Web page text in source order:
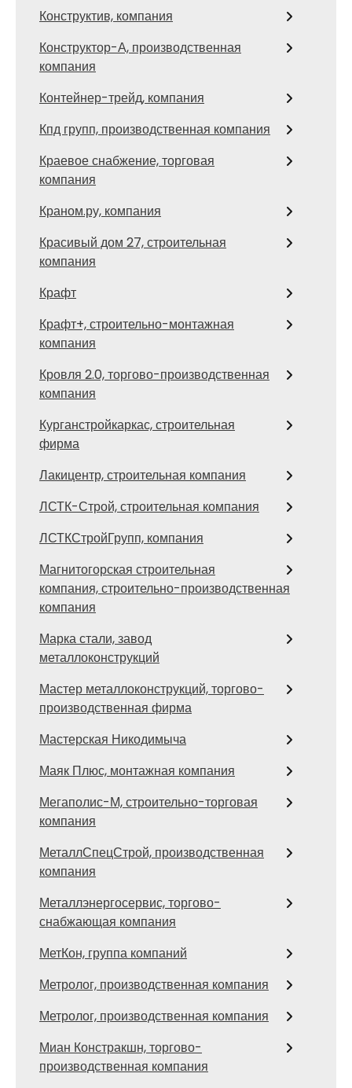
Конструктив, компания
Конструктор-А, производственная
компания
Контейнер-трейд, компания
Кпд групп, производственная компания
Краевое снабжение, торговая
компания
Краном.ру, компания
Красивый дом 27, строительная
компания
Крафт
Крафт+, строительно-монтажная
компания
Кровля 2.0, торгово-производственная
компания
Курганстройкаркас, строительная
фирма
Лакицентр, строительная компания
ЛСТК-Строй, строительная компания
ЛСТКСтройГрупп, компания
Магнитогорская строительная
компания, строительно-производственная
компания
Марка стали, завод
металлоконструкций
Мастер металлоконструкций, торгово-
производственная фирма
Мастерская Никодимыча
Маяк Плюс, монтажная компания
Мегаполис-М, строительно-торговая
компания
МеталлСпецСтрой, производственная
компания
Металлэнергосервис, торгово-
снабжающая компания
МетКон, группа компаний
Метролог, производственная компания
Метролог, производственная компания
Миан Констракшн, торгово-
производственная компания